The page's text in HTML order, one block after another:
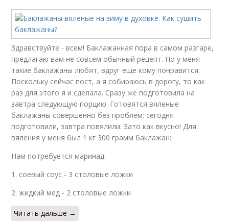
Здравствуйте - всем! Баклажанная пора в самом разгаре,
предлагаю вам не совсем обычный рецепт. Но у меня
такие баклажаны любят, вдруг еще кому понравится.
Поскольку сейчас пост, а я собираюсь в дорогу, то как
раз для этого я и сделала. Сразу же подготовила на
завтра следующую порцию. Готовятся вяленые
баклажаны совершенно без проблем: сегодня
подготовили, завтра повялили. Зато как вкусно! Для
вяления у меня был 1 кг 300 грамм баклажан:
Нам потребуется маринад:
1. соевый соус - 3 столовые ложки
2. жидкий мед - 2 столовые ложки
Читать дальше →